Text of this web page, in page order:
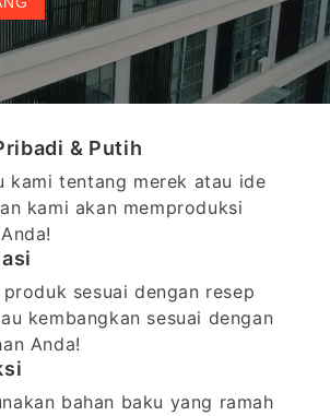
& Putih
kami tentang merek atau ide
kami akan memproduksi
produk sesuai dengan resep
kembangkan sesuai dengan
Anda!
bahan baku yang ramah